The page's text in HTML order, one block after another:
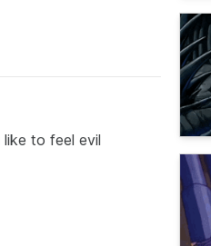
to feel evil